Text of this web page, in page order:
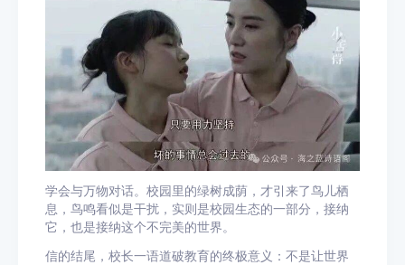
学会与万物对话。校园里的绿树成荫，才引来了鸟儿栖
息，鸟鸣看似是干扰，实则是校园生态的一部分，接纳
它，也是接纳这个不完美的世界。
信的结尾，校长一语道破教育的终极意义：不是让世界